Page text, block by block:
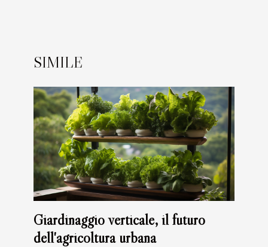
SIMILE
Giardinaggio verticale, il futuro
dell'agricoltura urbana